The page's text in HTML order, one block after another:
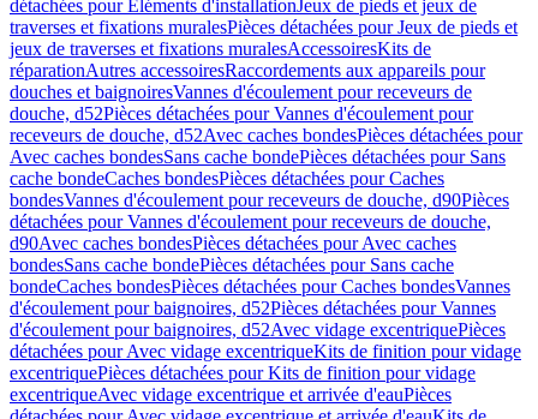
détachées pour Eléments d'installationJeux de pieds et jeux de
traverses et fixations muralesPièces détachées pour Jeux de pieds et
jeux de traverses et fixations muralesAccessoiresKits de
réparationAutres accessoiresRaccordements aux appareils pour
douches et baignoiresVannes d'écoulement pour receveurs de
douche, d52Pièces détachées pour Vannes d'écoulement pour
receveurs de douche, d52Avec caches bondesPièces détachées pour
Avec caches bondesSans cache bondePièces détachées pour Sans
cache bondeCaches bondesPièces détachées pour Caches
bondesVannes d'écoulement pour receveurs de douche, d90Pièces
détachées pour Vannes d'écoulement pour receveurs de douche,
d90Avec caches bondesPièces détachées pour Avec caches
bondesSans cache bondePièces détachées pour Sans cache
bondeCaches bondesPièces détachées pour Caches bondesVannes
d'écoulement pour baignoires, d52Pièces détachées pour Vannes
d'écoulement pour baignoires, d52Avec vidage excentriquePièces
détachées pour Avec vidage excentriqueKits de finition pour vidage
excentriquePièces détachées pour Kits de finition pour vidage
excentriqueAvec vidage excentrique et arrivée d'eauPièces